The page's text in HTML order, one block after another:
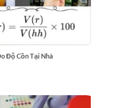
Độ Cồn Tại Nhà